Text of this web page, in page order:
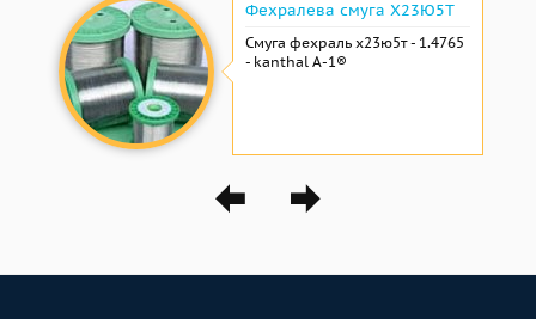
Фехралева смуга Х23Ю5Т
Смуга фехраль х23ю5т - 1.4765
- kanthal A-1®